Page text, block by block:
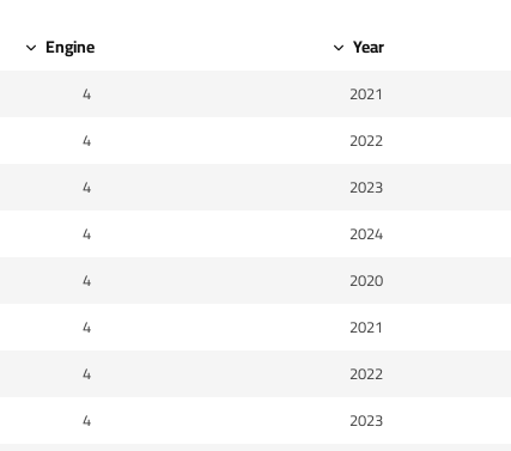
Year
Engine
2021
4
2022
4
2023
4
2024
4
2020
4
2021
4
2022
4
2023
4